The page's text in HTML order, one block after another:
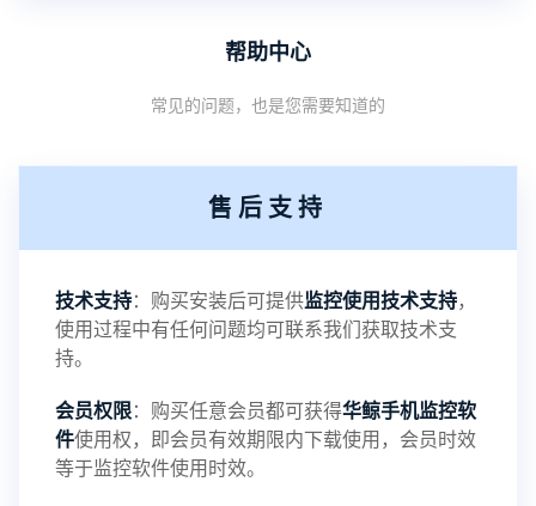
1：优化监控终端从当前监控界面切换其他被控端手
机设备响应慢问题
4：优化离线云储存服务器相册照片文件夹路径问题
5：优化关闭监控后离线设置云储存对方微信聊天记
录文件改为自定义文件名称
提示：
帮助中心
常见的问题，也是您需要知道的
售后支持
技术支持：购买安装后可提供监控使用技术支持，
使用过程中有任何问题均可联系我们获取技术支
持。
会员权限：购买任意会员都可获得华鲸手机监控软
件使用权，即会员有效期限内下载使用，会员时效
等于监控软件使用时效。